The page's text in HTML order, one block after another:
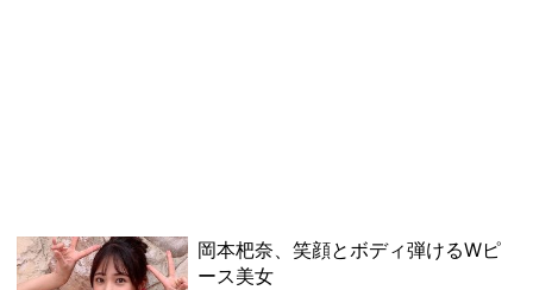
岡本杷奈、笑顔とボディ弾けるWピ
ース美女